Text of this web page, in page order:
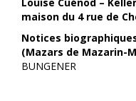
maison du 4 rue de
Notices
(Mazars de Mazarin-
BUNGENER